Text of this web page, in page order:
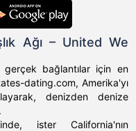
Ağı – United We
gerçek bağlantılar için en
dating.com, Amerika'yı
denizden denize
ister California'nın